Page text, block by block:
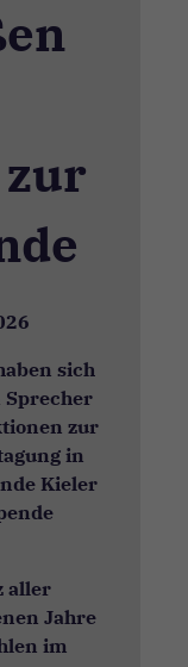
sich
Sprecher
zur
in
Kieler
aller
Jahre
im